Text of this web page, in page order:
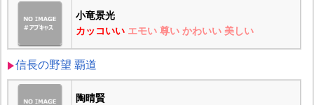
小竜景光
カッコいい エモい 尊い かわいい 美しい
信長の野望 覇道
陶晴賢